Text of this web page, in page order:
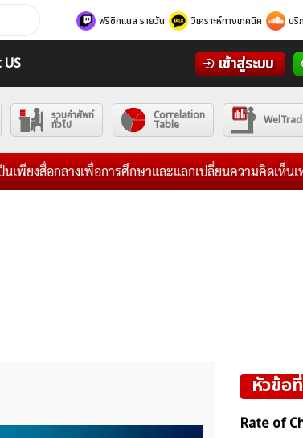
ฟรีซิกแนล รายวัน วิเคราะห์ทางเทคนิค บริ
เข้าสู่ระบบ
รวมคำศัพท์
ทั่วไป
Correlation
Table
อกลางเพื่อการศึกษาและแลกเปลี่ยนความคิดเห็นเท่านั้น
หัวข้อ
Rate of